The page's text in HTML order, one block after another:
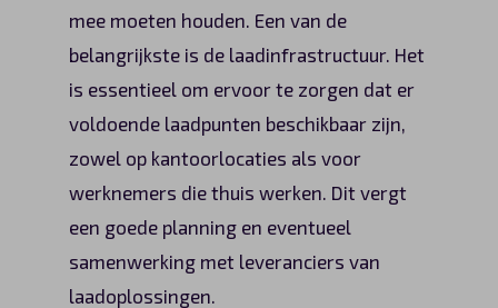
mee moeten houden. Een van de
belangrijkste is de laadinfrastructuur. Het
is essentieel om ervoor te zorgen dat er
voldoende laadpunten beschikbaar zijn,
zowel op kantoorlocaties als voor
werknemers die thuis werken. Dit vergt
een goede planning en eventueel
samenwerking met leveranciers van
laadoplossingen.